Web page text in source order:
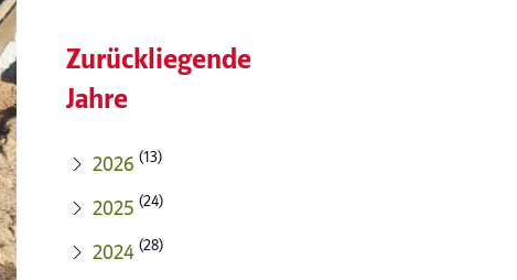
Zurückliegende
Jahre
2026 (13)
2025 (24)
2024 (28)